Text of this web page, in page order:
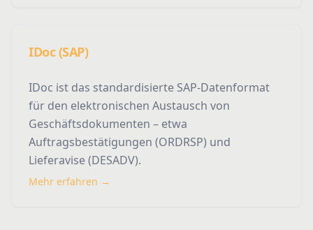
IDoc (SAP)
IDoc ist das standardisierte SAP-Datenformat
für den elektronischen Austausch von
Geschäftsdokumenten – etwa
Auftragsbestätigungen (ORDRSP) und
Lieferavise (DESADV).
Mehr erfahren →